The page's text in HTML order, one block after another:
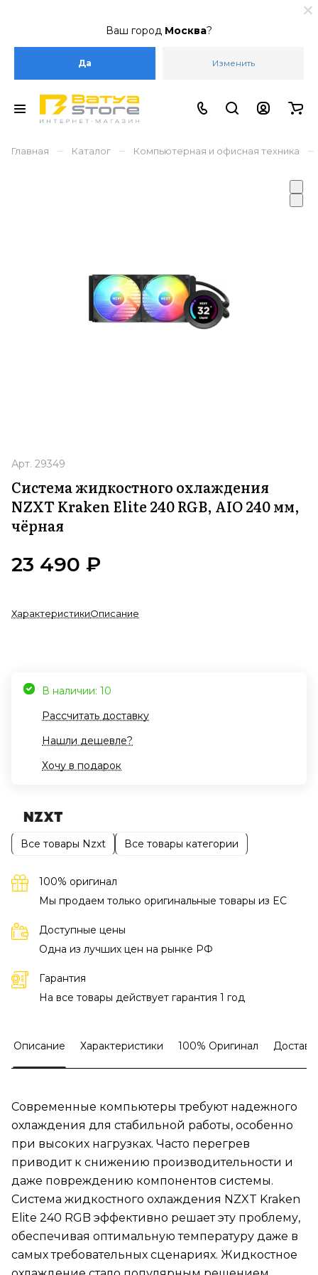
Ваш город Москва?
Да Изменить
Главная – Каталог – Компьютерная и офисная техника –
Арт. 29349
Система жидкостного охлаждения
NZXT Kraken Elite 240 RGB, AIO 240 мм,
чёрная
23 490 ₽
ХарактеристикиОписание
В наличии: 10
Рассчитать доставку
Нашли дешевле?
Хочу в подарок
Все товары Nzxt Все товары категории
100% оригинал
Мы продаем только оригинальные товары из EC
Доступные цены
Одна из лучших цен на рынке РФ
Гарантия
На все товары действует гарантия 1 год
Описание Характеристики 100% Оригинал
Современные компьютеры требуют надежного
охлаждения для стабильной работы, особенно
при высоких нагрузках. Часто перегрев
приводит к снижению производительности и
даже повреждению компонентов системы.
Система жидкостного охлаждения NZXT Kraken
Elite 240 RGB эффективно решает эту проблему,
обеспечивая оптимальную температуру даже в
самых требовательных сценариях. Жидкостное